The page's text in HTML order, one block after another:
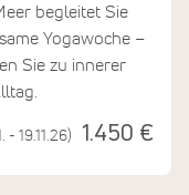
begleitet Sie
Yogawoche –
Sie zu innerer
- 19.11.26) 1.450 €